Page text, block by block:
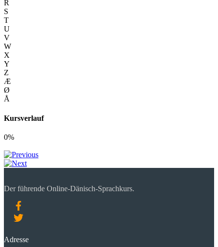
R
S
T
U
V
W
X
Y
Z
Æ
Ø
Å
Kursverlauf
0%
Der führende Online-Dänisch-Sprachkurs.
Adresse